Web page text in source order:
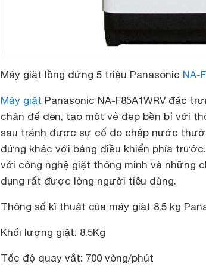
Máy giặt lồng đứng 5 triệu Panasonic NA-
Máy giặt Panasonic NA-F85A1WRVđặc
chân đế đen, tạo một vẻ đẹp bền bỉ với
sau tránh được sự cố do chập nước
đứng khác với bảng điều khiển phía
với công nghệ giặt thông minh và những
dụng rất được lòng người tiêu dùng.
Thông số kĩ thuật của máy giặt 8,5 kg
Khối lượng giặt: 8.5Kg
Tốc độ quay vắt: 700 vòng/phút